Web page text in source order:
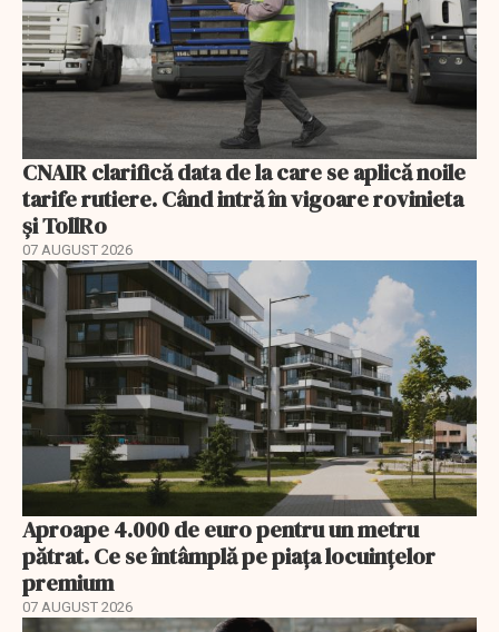
CNAIR clarifică data de la care se aplică noile
tarife rutiere. Când intră în vigoare rovinieta
și TollRo
07 AUGUST 2026
Aproape 4.000 de euro pentru un metru
pătrat. Ce se întâmplă pe piața locuințelor
premium
07 AUGUST 2026